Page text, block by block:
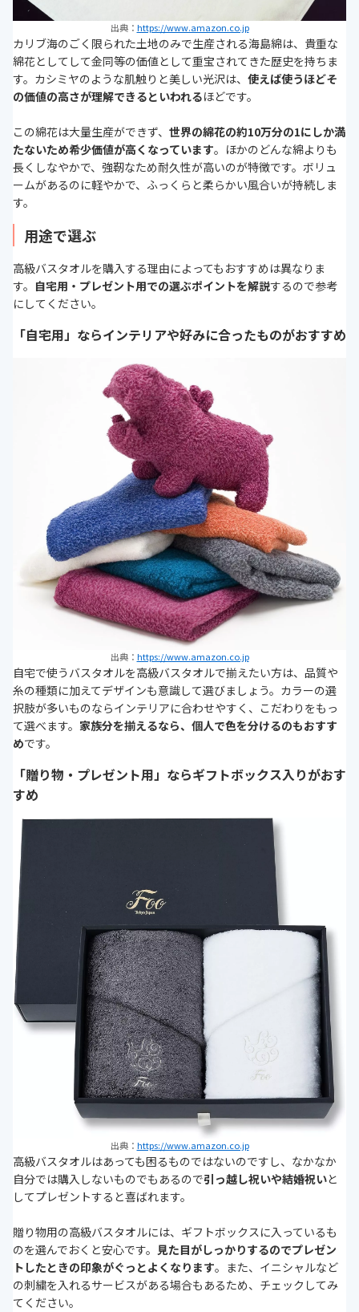
出典： https://www.amazon.co.jp
カリブ海のごく限られた土地のみで生産される海島綿は、貴重な
綿花としてして金同等の価値として重宝されてきた歴史を持ちま
す。カシミヤのような肌触りと美しい光沢は、 使えば使うほどそ
の価値の高さが理解できるといわれるほどです。
この綿花は大量生産ができず、 世界の綿花の約10万分の1にしか満
たないため希少価値が高くなっています。ほかのどんな綿よりも
長くしなやかで、強靭なため耐久性が高いのが特徴です。ボリュ
ームがあるのに軽やかで、ふっくらと柔らかい風合いが持続しま
す。
用途で選ぶ
高級バスタオルを購入する理由によってもおすすめは異なりま
す。 自宅用・プレゼント用での選ぶポイントを解説するので参考
にしてください。
「自宅用」ならインテリアや好みに合ったものがおすすめ
出典： https://www.amazon.co.jp
自宅で使うバスタオルを高級バスタオルで揃えたい方は、品質や
糸の種類に加えてデザインも意識して選びましょう。カラーの選
択肢が多いものならインテリアに合わせやすく、こだわりをもっ
て選べます。 家族分を揃えるなら、個人で色を分けるのもおすす
めです。
「贈り物・プレゼント用」ならギフトボックス入りがおす
すめ
出典： https://www.amazon.co.jp
高級バスタオルはあっても困るものではないのですし、なかなか
自分では購入しないものでもあるので引っ越し祝いや結婚祝いと
してプレゼントすると喜ばれます。
贈り物用の高級バスタオルには、ギフトボックスに入っているも
のを選んでおくと安心です。 見た目がしっかりするのでプレゼン
トしたときの印象がぐっとよくなります。また、イニシャルなど
の刺繍を入れるサービスがある場合もあるため、チェックしてみ
てください。